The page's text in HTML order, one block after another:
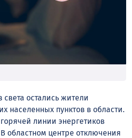
света остались жители
населенных пунктов в области.
линии энергетиков
областном центре отключения